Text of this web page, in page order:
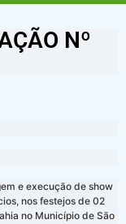
Nº
e execução de show
nos festejos de 02
no Município de São